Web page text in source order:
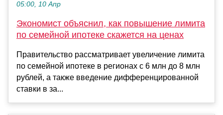
05:00, 10 Апр
Экономист объяснил, как повышение лимита
по семейной ипотеке скажется на ценах
Правительство рассматривает увеличение лимита
по семейной ипотеке в регионах с 6 млн до 8 млн
рублей, а также введение дифференцированной
ставки в за...